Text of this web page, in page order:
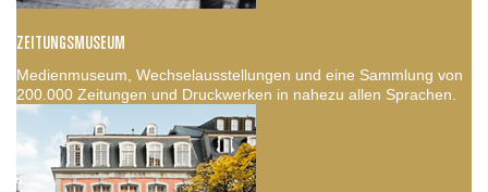
ZEITUNGSMUSEUM
Medienmuseum, Wechselausstellungen und eine Sammlung von
200.000 Zeitungen und Druckwerken in nahezu allen Sprachen.